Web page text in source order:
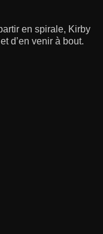
en spirale, Kirby
d’en venir à bout.